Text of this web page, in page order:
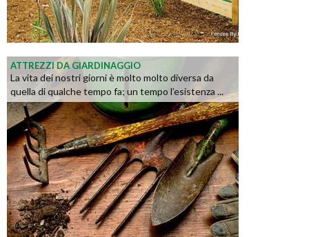
ATTREZZI DA GIARDINAGGIO
La vita dei nostri giorni è molto molto diversa da
quella di qualche tempo fa; un tempo l’esistenza ...